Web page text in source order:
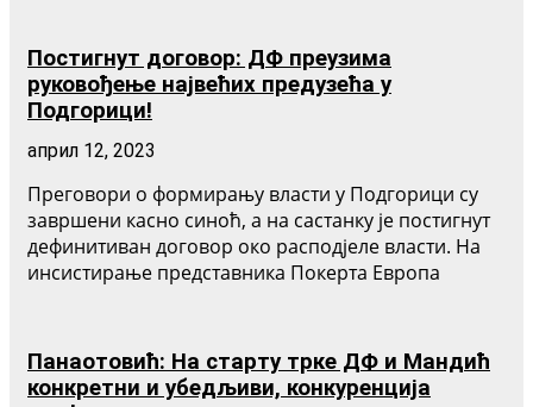
Постигнут договор: ДФ преузима
руковођење највећих предузећа у
Подгорици!
април 12, 2023
Преговори о формирању власти у Подгорици су
завршени касно синоћ, а на састанку је постигнут
дефинитиван договор око расподјеле власти. На
инсистирање представника Покерта Европа
Панаотовић: На старту трке ДФ и Мандић
конкретни и убедљиви, конкуренција